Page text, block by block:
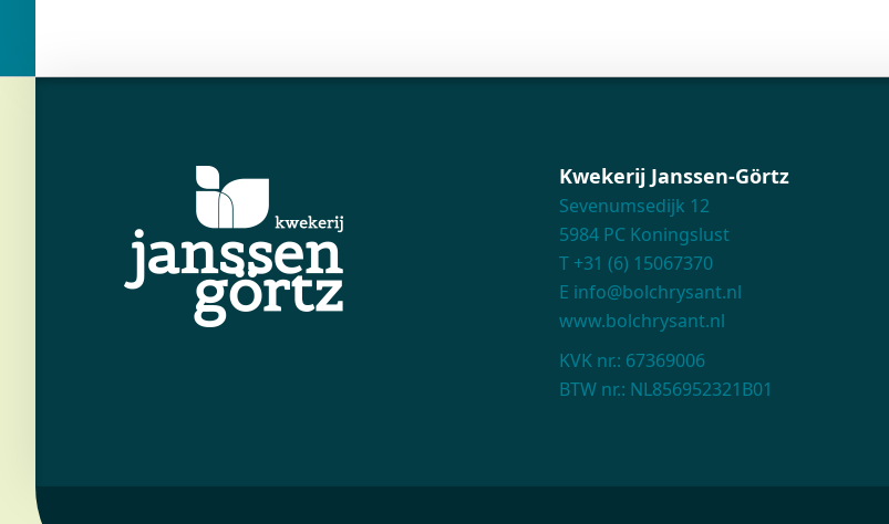
Kwekerij Janssen-Görtz
Sevenumsedijk 12
5984 PC Koningslust
T +31 (6) 15067370
E info@bolchrysant.nl
www.bolchrysant.nl
KVK nr.: 67369006
BTW nr.: NL856952321B01